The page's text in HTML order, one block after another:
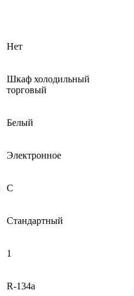
Нет
Шкаф холодильный
торговый
Белый
Электронное
C
Стандартный
1
R-134a